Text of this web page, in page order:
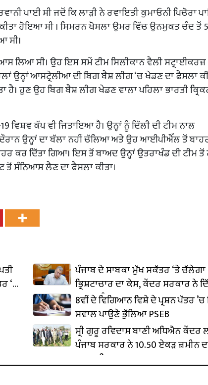
ਪਾਈ ਸੀ ਜਦੋਂ ਕਿ ਲਾੜੀ ਨੇ ਰਵਾਇਤੀ ਕੁਮਾਓਨੀ ਪਿਚੋਰਾ
ਹੋਇਆ ਸੀ । ਸਿਮਰਨ ਖੋਸਲਾ ਉਮਰ ਵਿੱਚ ਉਨਮੁਕਤ ਚੰਦ ਤੋਂ
ਸੀ।
ਲਿਆ ਸੀ। ਉਹ ਇਸ ਸਮੇਂ ਟੀਮ ਸਿਲੀਕਾਨ ਵੈਲੀ
ਉਨ੍ਹਾਂ ਆਸਟ੍ਰੇਲੀਆ ਦੀ ਬਿਗ ਬੈਸ਼ ਲੀਗ ‘ਚ ਖੇਡਣ ਦਾ ਫੈਸਲਾ
ਹੁਣ ਉਹ ਬਿਗ ਬੈਸ਼ ਲੀਗ ਖੇਡਣ ਵਾਲਾ ਪਹਿਲਾ ਭਾਰਤੀ
ਕੱਪ ਵੀ ਜਿਤਾਇਆ ਹੈ। ਉਨ੍ਹਾਂ ਨੂੰ ਦਿੱਲੀ ਦੀ ਟੀਮ ਨਾਲ
ਉਨ੍ਹਾਂ ਦਾ ਬੱਲਾ ਨਹੀਂ ਚੱਲਿਆ ਅਤੇ ਉਹ ਆਈਪੀਐੱਲ ਤੋਂ
ਕਰ ਦਿੱਤਾ ਗਿਆ। ਇਸ ਤੋਂ ਬਾਅਦ ਉਨ੍ਹਾਂ ਉਤਰਾਖੰਡ ਦੀ ਟੀਮ
ਤੋਂ ਸੰਨਿਆਸ ਲੈਣ ਦਾ ਫੈਸਲਾ ਕੀਤਾ।
‘ਚ
ਪੰਜਾਬ ਦੇ ਸਾਬਕਾ ਮੁੱਖ ਸਕੱਤਰ ‘ਤੇ ਚੱਲੇਗਾ
ਭ੍ਰਿਸ਼ਟਾਚਾਰ ਦਾ ਕੇਸ, ਕੇਂਦਰ ਸਰਕਾਰ ਨੇ
ਪ੍ਰਵਾਨਗੀ
8ਵੀਂ ਦੇ ਵਿਗਿਆਨ ਵਿਸ਼ੇ ਦੇ ਪ੍ਰਸ਼ਨ ਪੱਤਰ ’ਚ
ਸਵਾਲ ਪਾਉਣੇ ਭੁੱਲਿਆ PSEB
ਸ੍ਰੀ ਗੁਰੂ ਰਵਿਦਾਸ ਬਾਣੀ ਅਧਿਐਨ
ਪੰਜਾਬ ਸਰਕਾਰ ਨੇ 10.50 ਏਕੜ ਜ਼ਮੀਨ
ਕਬਜ਼ਾ ਲਿਆ